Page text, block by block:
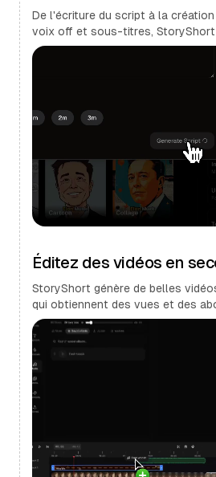
De l'écriture du script à la
voix off et sous-titres,
Éditez des vidéos en
StoryShort génère de belles
qui obtiennent des vues et des